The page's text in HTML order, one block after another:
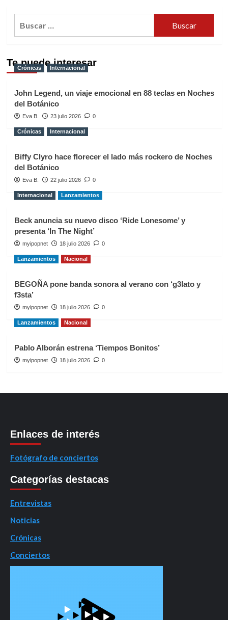
Te puede interesar
Crónicas Internacional
John Legend, un viaje emocional en 88 teclas en Noches
del Botánico
Eva B. 23 julio 2026 0
Crónicas Internacional
Biffy Clyro hace florecer el lado más rockero de Noches
del Botánico
Eva B. 22 julio 2026 0
Internacional Lanzamientos
Beck anuncia su nuevo disco ‘Ride Lonesome’ y
presenta ‘In The Night’
myipopnet 18 julio 2026 0
Lanzamientos Nacional
BEGOÑA pone banda sonora al verano con ‘g3lato y
f3sta’
myipopnet 18 julio 2026 0
Lanzamientos Nacional
Pablo Alborán estrena ‘Tiempos Bonitos’
myipopnet 18 julio 2026 0
Enlaces de interés
Fotógrafo de conciertos
Categorías destacas
Entrevistas
Noticias
Crónicas
Conciertos